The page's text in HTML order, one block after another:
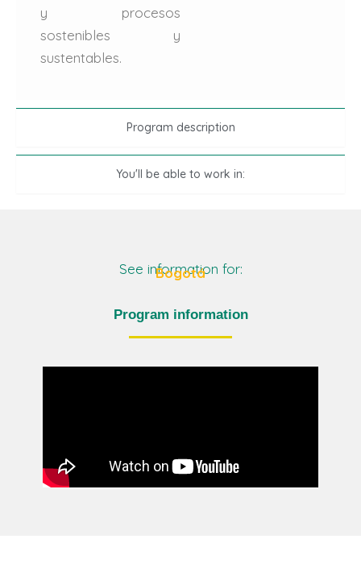
Program description
You'll be able to work in:
y procesos
sostenibles y
sustentables.
See information for:
Bogotá
Program information